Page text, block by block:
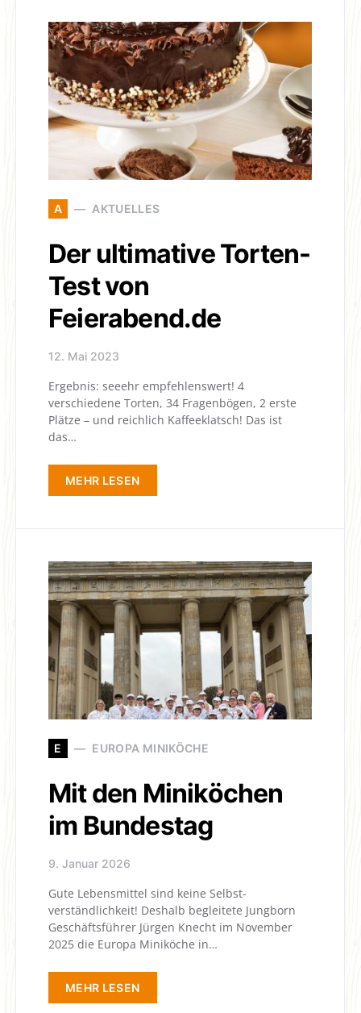
A AKTUELLES
Der ultimative Torten-
Test von
Feierabend.de
12. Mai 2023
Ergebnis: seeehr empfehlenswert! 4
verschiedene Torten, 34 Fragenbögen, 2 erste
Plätze – und reichlich Kaffeeklatsch! Das ist
das…
MEHR LESEN
E EUROPA MINIKÖCHE
Mit den Miniköchen
im Bundestag
9. Januar 2026
Gute Lebensmittel sind keine Selbst­
verständlichkeit! Deshalb begleitete Jungborn
Geschäftsführer Jürgen Knecht im November
2025 die Europa Miniköche in…
MEHR LESEN